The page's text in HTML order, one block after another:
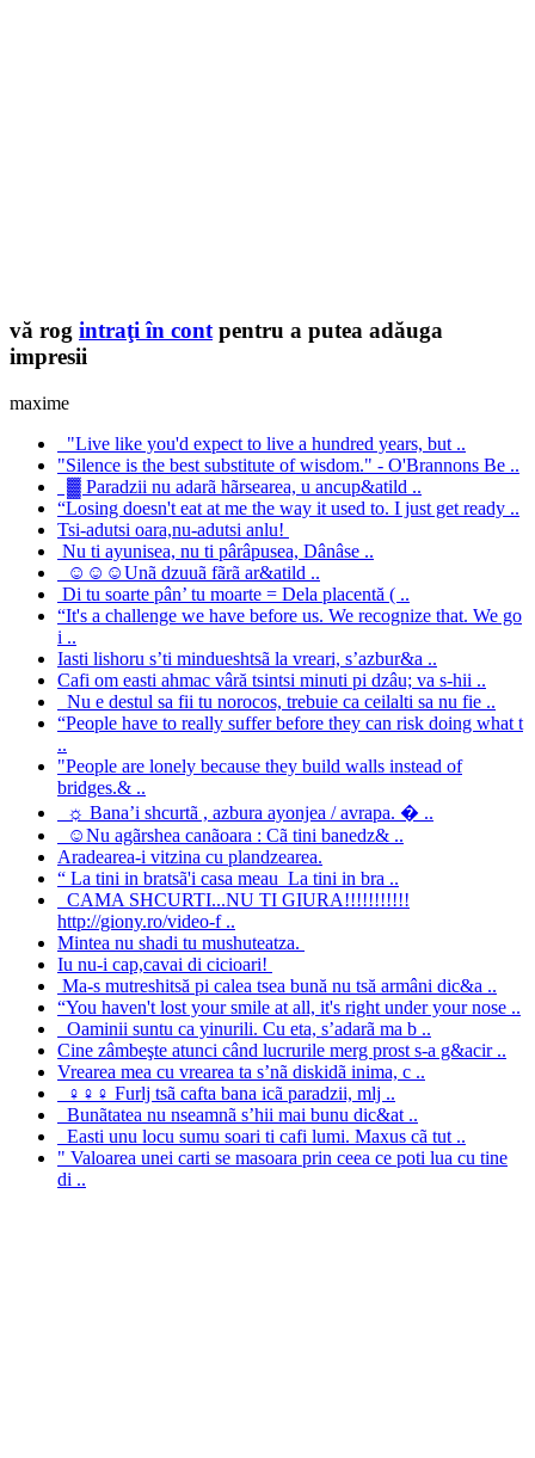
vă rog intraţi în contpentru a putea adăuga
impresii
maxime
"Live like you'd expect to live a hundred years, but ..
"Silence is the best substitute of wisdom." - O'Brannons Be ..
▓ Paradzii nu adarã hãrsearea, u ancup&atild ..
“Losing doesn't eat at me the way it used to. I just get ready ..
Tsi-adutsi oara,nu-adutsi anlu!
Nu ti ayunisea, nu ti pârâpusea, Dânâse ..
☺☺☺Unã dzuuã fãrã ar&atild ..
Di tu soarte pân’ tu moarte = Dela placentă ( ..
“It's a challenge we have before us. We recognize that. We go
i ..
Iasti lishoru s’ti mindueshtsã la vreari, s’azbur&a ..
Cafi om easti ahmac vâră tsintsi minuti pi dzâu; va s-hii ..
Nu e destul sa fii tu norocos, trebuie ca ceilalti sa nu fie ..
“People have to really suffer before they can risk doing what t
..
"People are lonely because they build walls instead of
bridges.& ..
☼ Bana’i shcurtã , azbura ayonjea / avrapa. � ..
☺Nu agãrshea canãoara : Cã tini banedz& ..
Aradearea-i vitzina cu plandzearea.
“ La tini in bratsã'i casa meau La tini in bra ..
CAMA SHCURTI...NU TI GIURA!!!!!!!!!!!
http://giony.ro/video-f ..
Mintea nu shadi tu mushuteatza.
Iu nu-i cap,cavai di cicioari!
Ma-s mutreshitsă pi calea tsea bună nu tsă armâni dic&a ..
“You haven't lost your smile at all, it's right under your nose ..
Oaminii suntu ca yinurili. Cu eta, s’adarã ma b ..
Cine zâmbeşte atunci când lucrurile merg prost s-a g&acir ..
Vrearea mea cu vrearea ta s’nã diskidã inima, c ..
♀♀♀ Furlj tsã cafta bana icã paradzii, mlj ..
Bunãtatea nu nseamnã s’hii mai bunu dic&at ..
Easti unu locu sumu soari ti cafi lumi. Maxus cã tut ..
" Valoarea unei carti se masoara prin ceea ce poti lua cu tine
di ..